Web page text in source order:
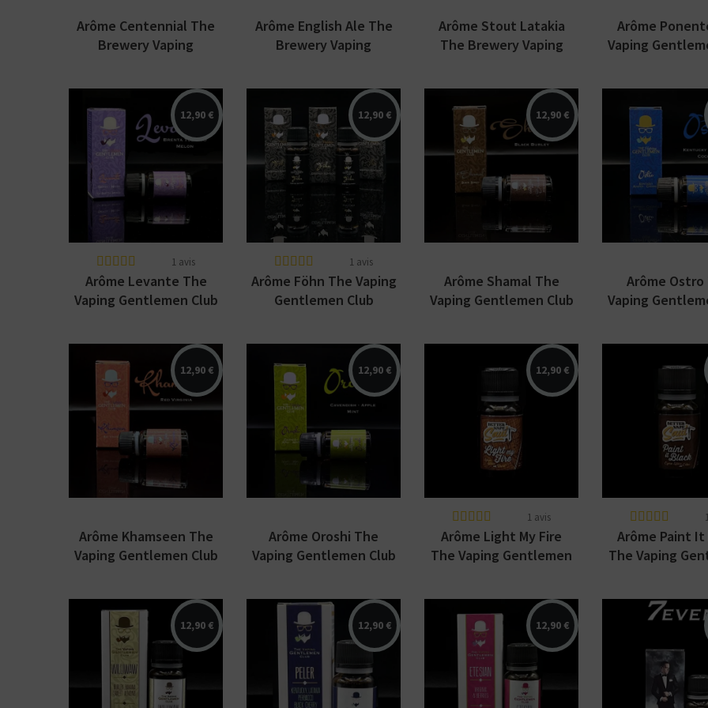
Tube
Box
Bottom
Feeder
Arôme Centennial The
Brewery Vaping
Arôme English Ale The
Brewery Vaping
Arôme Stout Latakia
The Brewery Vaping
Arôme
Vaping
12,90 €
Arômes : blend
Brenta, melon. Arôme
concentré Classics par
The Vaping
Gentlemen Club.
Disponible...
1 avis
Arôme Levante The
Vaping Gentlemen Club
12,90 €
Arômes : blend du
Kentucky. Arôme
concentré Classics par
The Vaping
Gentlemen Club.
Disponible en...
1 avis
Arôme Föhn The Vaping
Gentlemen Club
12,90 €
Arômes : blend Black
Burley Fire Cured.
Arôme
concentré Classics par
The Vaping
Gentlemen Club....
Arôme Shamal The
Vaping Gentlemen Club
Arômes :
Kentucky,
de coco. Arôme
concentré
The Vaping...
Arôme Ostro
Vaping
12,90 €
Arômes : blond de
Virginie. Arôme
The Vaping
Gentlemen Club.
Disponible en...
Arôme Khamseen The
Vaping Gentlemen Club
12,90 €
Arômes : Cavendish,
pomme, menthe.
Arôme
concentré Classics par
The Vaping
Arôme Oroshi The
Vaping Gentlemen Club
12,90 €
Arômes : classic blond
Latakia, biscuit.
Arôme concentré
Better Vape Saul par
The Vaping...
1 avis
Arôme Light My Fire
The Vaping Gentlemen
Arômes : Latakia
blond, café.
concentré
Saul par The
Gentlemen
Arôme Paint It
The Vaping
12,90 €
Arômes : Burley,
banane, amande.
Arôme concentré The
Vaping Gentlemen
Club Classics.
12,90 €
Arômes : Kentucky,
Latakia, Perbacco,
cerise. Arôme
concentré The Vaping
Gentlemen Club
12,90 €
Arômes : Virginia,
fraise, framboise,
myrtille. Arôme
concentré The Vaping
Arômes :
Burley, Latakia,
framboise,
cacao. Arôme
concentré The